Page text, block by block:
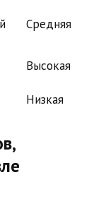
Средняя
Высокая
Низкая